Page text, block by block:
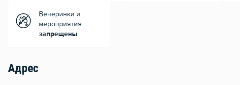
Вечеринки и
мероприятия
запрещены
Адрес